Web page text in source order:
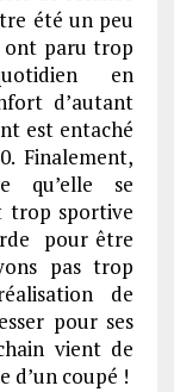
été un peu
ont paru trop
en
d’autant
est entaché
Finalement,
qu’elle se
trop sportive
pour être
pas trop
de
pour ses
vient de
d’un coupé !